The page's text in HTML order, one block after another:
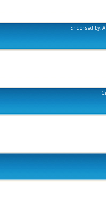
Endorsed by: